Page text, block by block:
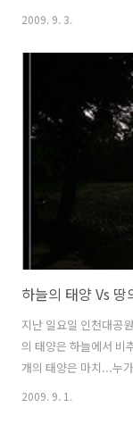
에 위치한 사찰입니다
들어옵니다. 그리고,
여기저기 피어 있습니
시 고개를 내밀고 있
밀지 못하고 있군요...
2009. 9. 3.
하늘의 태양 Vs
지난 일요일 인천대공
의 태양은 하늘에서 비
개의 태양은 마치...누
하였습니다. 최소한 제
2009. 9. 1.